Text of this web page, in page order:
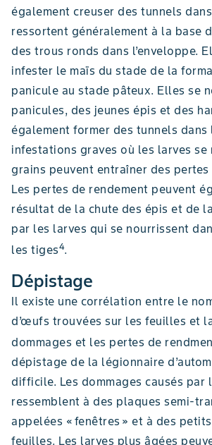
également creuser des tunnels dans
ressortent généralement à la base
des trous ronds dans l’enveloppe.
infester le maïs du stade de la
panicule au stade pâteux. Elles se
panicules, des jeunes épis et des
également former des tunnels dans
infestations graves où les larves se
grains peuvent entraîner des pertes
Les pertes de rendement peuvent
résultat de la chute des épis et de
par les larves qui se nourrissent
les tiges4.
Dépistage
Il existe une corrélation entre le
d’œufs trouvées sur les feuilles et
dommages et les pertes de
dépistage de la légionnaire
difficile. Les dommages causés par
ressemblent à des plaques semi-
appelées « fenêtres » et à des
feuilles. Les larves plus âgées